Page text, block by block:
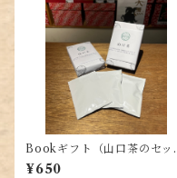
Bookギフト（山口茶のセッ
ト）
¥650